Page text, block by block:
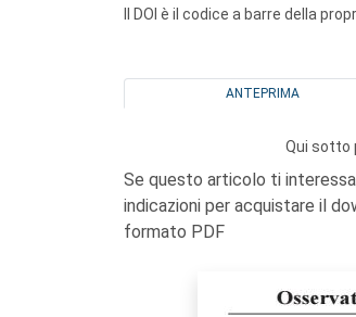
Il DOI è il codice a barre della
ANTEPRIMA
Qui sotto
Se questo articolo ti
indicazioni per acquistare il
formato PDF